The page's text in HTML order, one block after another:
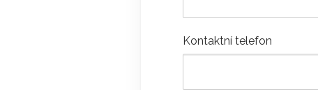
Kontaktní telefon